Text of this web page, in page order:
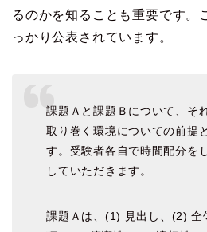
るのかを知ることも重要です。
っかり公表されています。
課題Ａと課題Ｂについて、そ
取り巻く環境についての前提
す。受験者各自で時間配分を
していただきます。
課題Ａは、(1) 見出し、(2) 全